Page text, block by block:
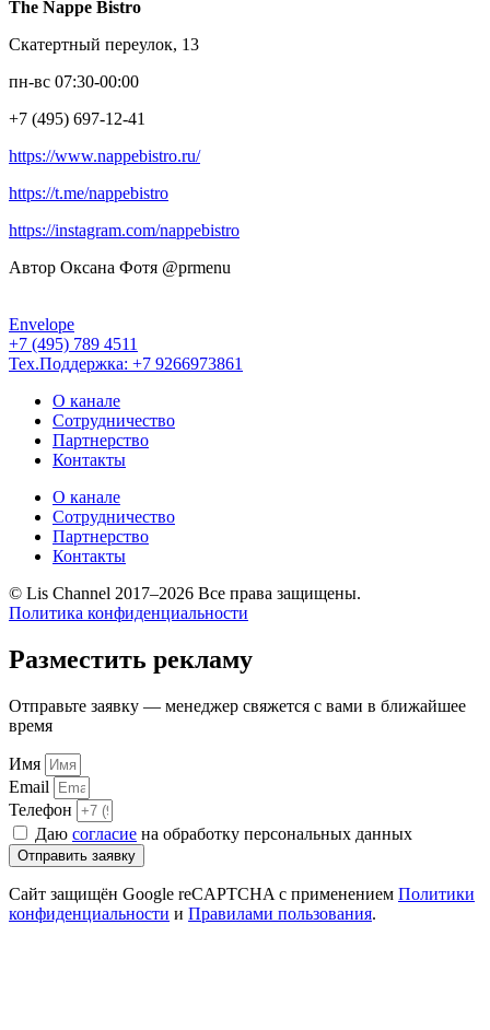
The Nappe Bistro
Скатертный переулок, 13
пн-вс 07:30-00:00
+7 (495) 697-12-41
https://www.nappebistro.ru/
https://t.me/nappebistro
https://instagram.com/nappebistro
Автор Оксана Фотя @prmenu
Envelope
+7 (495) 789 4511
Тех.Поддержка: +7 9266973861
О канале
Сотрудничество
Партнерство
Контакты
О канале
Сотрудничество
Партнерство
Контакты
© Lis Channel 2017–2026 Все права защищены.
Политика конфиденциальности
вверх
Разместить рекламу
Отправьте заявку — менеджер свяжется с вами в ближайшее
время
Имя
Email
Телефон
Даю согласие на обработку персональных данных
Отправить заявку
Сайт защищён Google reCAPTCHA с применением Политики
конфиденциальности и Правилами пользования.